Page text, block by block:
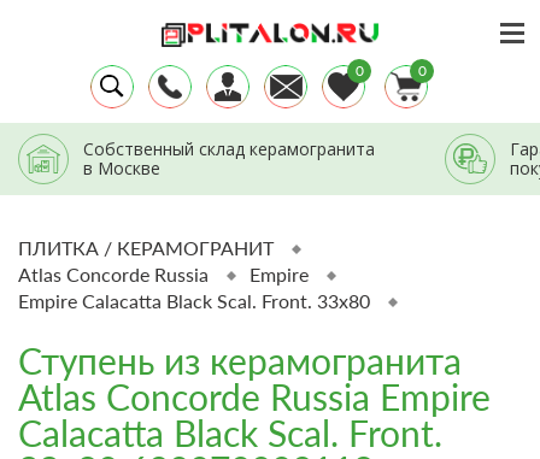
0 0
Собственный склад керамогранита
в Москве
ПЛИТКА / КЕРАМОГРАНИТ
Atlas Concorde Russia
Empire
Empire Calacatta Black Scal. Front. 33x80
Ступень из керамогранита
Atlas Concorde Russia Empire
Calacatta Black Scal. Front.